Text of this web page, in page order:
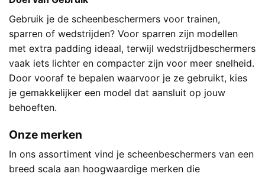
Gebruik je de scheenbeschermers voor trainen,
sparren of wedstrijden? Voor sparren zijn modellen
met extra padding ideaal, terwijl wedstrijdbeschermers
vaak iets lichter en compacter zijn voor meer snelheid.
Door vooraf te bepalen waarvoor je ze gebruikt, kies
je gemakkelijker een model dat aansluit op jouw
behoeften.
Onze merken
In ons assortiment vind je scheenbeschermers van een
breed scala aan hoogwaardige merken die